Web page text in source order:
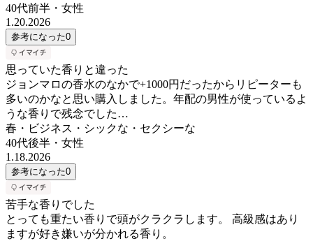
40代前半 ・ 女性
1.20.2026
参考になった0
思っていた香りと違った
ジョンマロの香水のなかで+1000円だったからリピーターも
多いのかなと思い購入しました。年配の男性が使っているよ
うな香りで残念でした…
春・ビジネス・シックな・セクシーな
40代後半 ・ 女性
1.18.2026
参考になった0
苦手な香りでした
とっても重たい香りで頭がクラクラします。 高級感はあり
ますが好き嫌いが分かれる香り。